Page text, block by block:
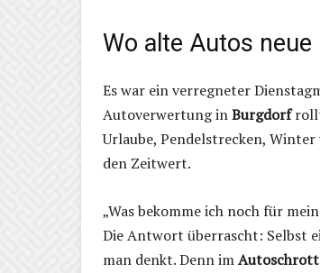
Wo alte Autos
Es war ein verregneter
Autoverwertung inBurgdorf
Urlaube, Pendelstrecken,
den Zeitwert.
„Was bekomme ich noch für
Die Antwort überrascht: Selbst
man denkt. Denn imAutoschrott